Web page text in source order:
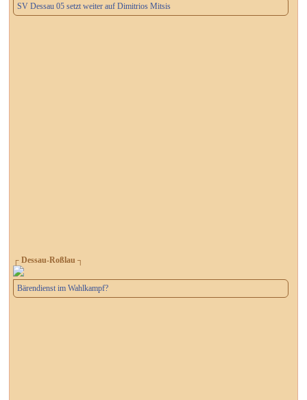
SV Dessau 05 setzt weiter auf Dimitrios Mitsis
┌ Dessau-Roßlau ┐
Bärendienst im Wahlkampf?